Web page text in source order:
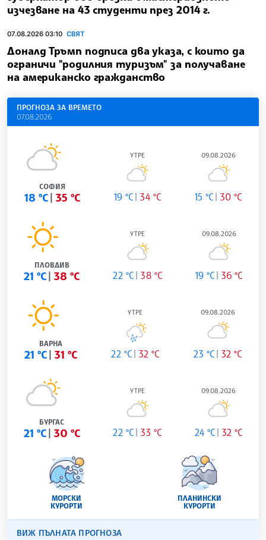
изчезване на 43 студенти през 2014 г.
07.08.2026 03:10 СВЯТ
Доналд Тръмп подписа два указа, с които да
ограничи "родилния туризъм" за получаване
на американско гражданство
ПРОГНОЗА ЗА ВРЕМЕТО
07.08.2026
СОФИЯ
18 °C 35 °C
УТРЕ
19 °C 34 °C
09.08.2026
15 °C 30 °C
ПЛОВДИВ
21 °C 38 °C
УТРЕ
22 °C 38 °C
09.08.2026
19 °C 36 °C
ВАРНА
21 °C 31 °C
УТРЕ
22 °C 32 °C
09.08.2026
23 °C 32 °C
БУРГАС
21 °C 30 °C
УТРЕ
22 °C 33 °C
09.08.2026
24 °C 32 °C
МОРСКИ
КУРОРТИ
ПЛАНИНСКИ
КУРОРТИ
ВИЖ ПЪЛНАТА ПРОГНОЗА